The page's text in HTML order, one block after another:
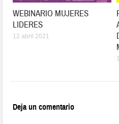
WEBINARIO MUJERES
LIDERES
12 abril 2021
Deja un comentario